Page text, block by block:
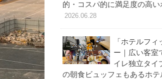
的・コスパ的に満足度の高い
2026.06.28
「ホテルフ
ー｜広い客室
イレ独立タイ
の朝食ビュッフェもあるホテ